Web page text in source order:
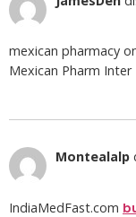
mexican pharmacy
Mexican Pharm Inter
Montealalp
IndiaMedFast.com